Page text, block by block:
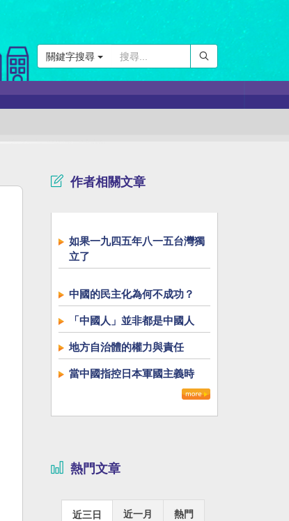
關鍵字搜尋
作者相關文章
如果一九四五年八一五台灣獨
立了
中國的民主化為何不成功？
「中國人」並非都是中國人
地方自治體的權力與責任
當中國指控日本軍國主義時
熱門文章
近三日 近一月 熱門